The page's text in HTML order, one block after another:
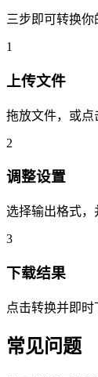
三步即可转换你
1
上传文件
拖放文件，或点
2
调整设置
选择输出格式，
3
下载结果
点击转换并即时
常见问题